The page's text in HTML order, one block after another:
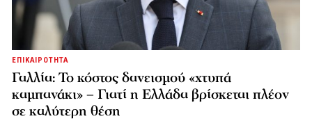
ΕΠΙΚΑΙΡΟΤΗΤΑ
Γαλλία: Το κόστος δανεισμού «χτυπά
καμπανάκι» – Γιατί η Ελλάδα βρίσκεται πλέον
σε καλύτερη θέση